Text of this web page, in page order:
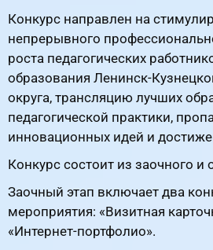
Конкурс направлен на
непрерывного
роста педагогических
образования Ленинск-
округа, трансляцию лучших
педагогической практики,
инновационных идей и
Конкурс состоит из заочного и
Заочный этап включает два
мероприятия: «Визитная
«Интернет-портфолио».